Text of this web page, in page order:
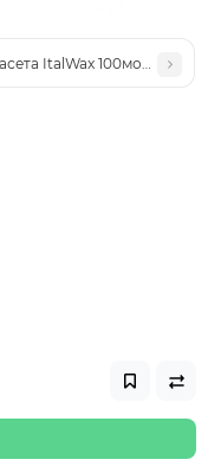
ІталіяItalWax 100мол.